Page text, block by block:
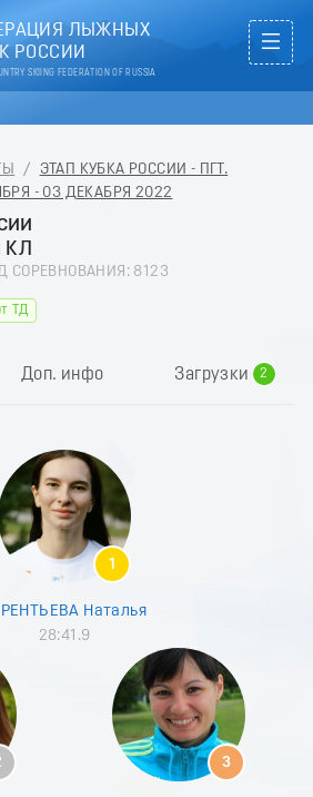
ЛЫЖНЫХ
РОССИИ
SKIING FEDERATION OF RUSSIA
/
ЭТАП КУБКА РОССИИ - ПГТ.
- 03 ДЕКАБРЯ 2022
КЛ
СОРЕВНОВАНИЯ: 8123
ТД
Доп. инфо Загрузки
2
1
Наталья
28:41.9
3